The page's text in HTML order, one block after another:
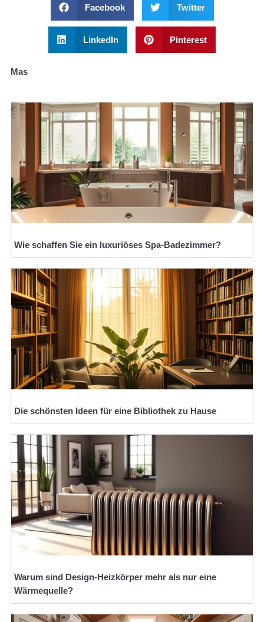
Facebook Twitter
LinkedIn Pinterest
Mas
Wie schaffen Sie ein luxuriöses Spa-Badezimmer?
Die schönsten Ideen für eine Bibliothek zu Hause
Warum sind Design-Heizkörper mehr als nur eine
Wärmequelle?